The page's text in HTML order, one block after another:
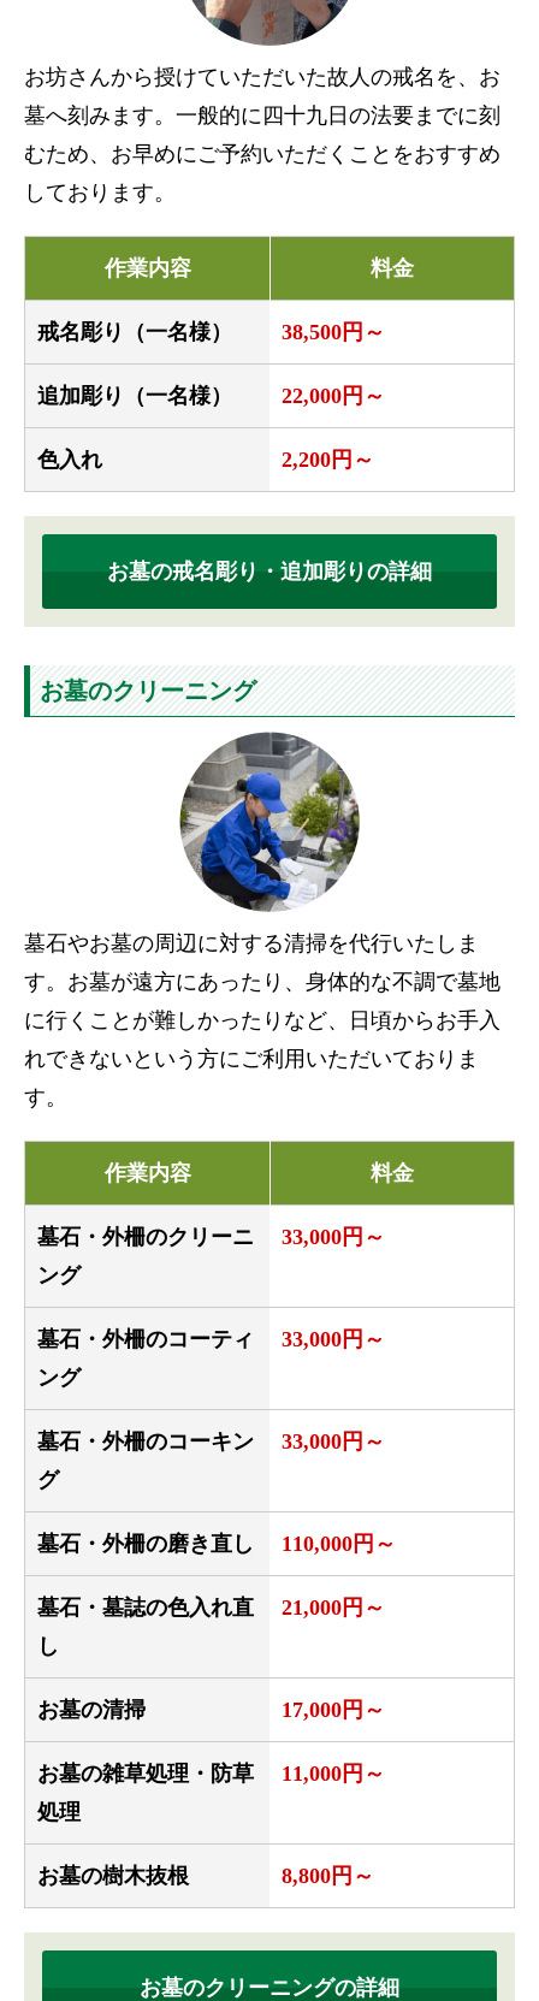
お坊さんから授けていただいた故人の戒名を、お
墓へ刻みます。一般的に四十九日の法要までに刻
むため、お早めにご予約いただくことをおすすめ
しております。
作業内容 料金
戒名彫り（一名様） 38,500円～
追加彫り（一名様） 22,000円～
色入れ 2,200円～
お墓の戒名彫り・追加彫りの詳細
お墓のクリーニング
墓石やお墓の周辺に対する清掃を代行いたしま
す。お墓が遠方にあったり、身体的な不調で墓地
に行くことが難しかったりなど、日頃からお手入
れできないという方にご利用いただいておりま
す。
作業内容 料金
墓石・外柵のクリーニ
ング
33,000円～
墓石・外柵のコーティ
ング
33,000円～
墓石・外柵のコーキン
グ
33,000円～
墓石・外柵の磨き直し 110,000円～
墓石・墓誌の色入れ直
し
21,000円～
お墓の清掃 17,000円～
お墓の雑草処理・防草
処理
11,000円～
お墓の樹木抜根 8,800円～
お墓のクリーニングの詳細